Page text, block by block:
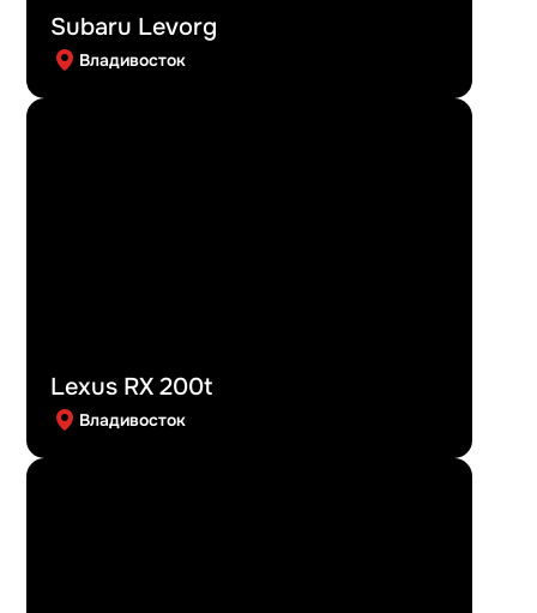
Subaru Levorg
Владивосток
Lexus RX 200t
Владивосток